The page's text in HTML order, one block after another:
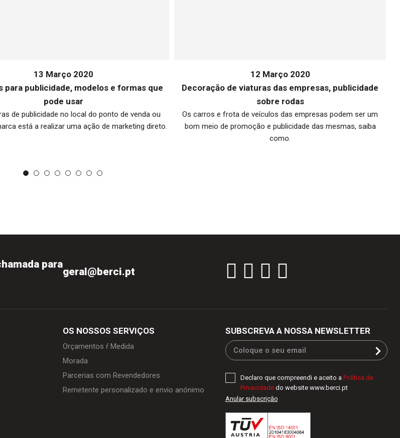
13 Março 2020
para publicidade, modelos e formas que
pode usar
de publicidade no local do ponto de venda ou
está a realizar uma ação de marketing direto.
12 Março 2020
Decoraçăo de viaturas das empresas, publicidade
sobre rodas
Os carros e frota de veículos das empresas podem ser um
bom meio de promoção e publicidade das mesmas, saiba
como.
para
geral@berci.pt
OS NOSSOS SERVIÇOS
Orçamentos ŕ Medida
Morada
Parcerias com Revendedores
Remetente personalizado e envio anónimo
SUBSCREVA A NOSSA NEWSLETTER
Declaro que compreendi e aceito a Política de
Privacidadedo website www.berci.pt
Anular subscriçăo